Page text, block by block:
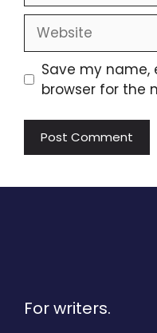
Website
Save my name,
browser for the
For writers.